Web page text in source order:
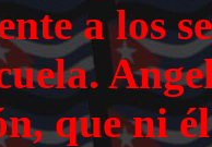
a los
que ni